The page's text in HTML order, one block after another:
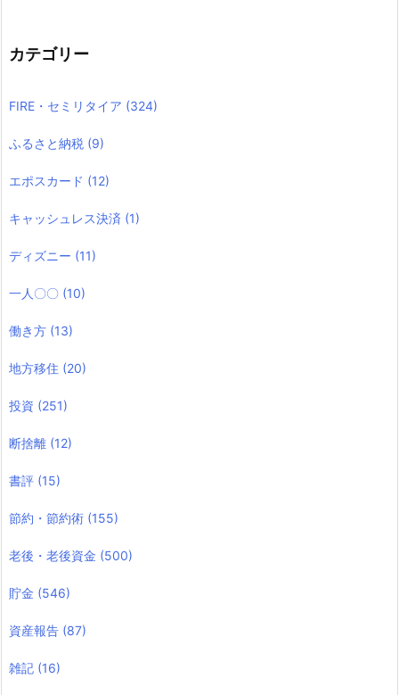
カテゴリー
FIRE・セミリタイア (324)
ふるさと納税 (9)
エポスカード (12)
キャッシュレス決済 (1)
ディズニー (11)
一人〇〇 (10)
働き方 (13)
地方移住 (20)
投資 (251)
断捨離 (12)
書評 (15)
節約・節約術 (155)
老後・老後資金 (500)
貯金 (546)
資産報告 (87)
雑記 (16)